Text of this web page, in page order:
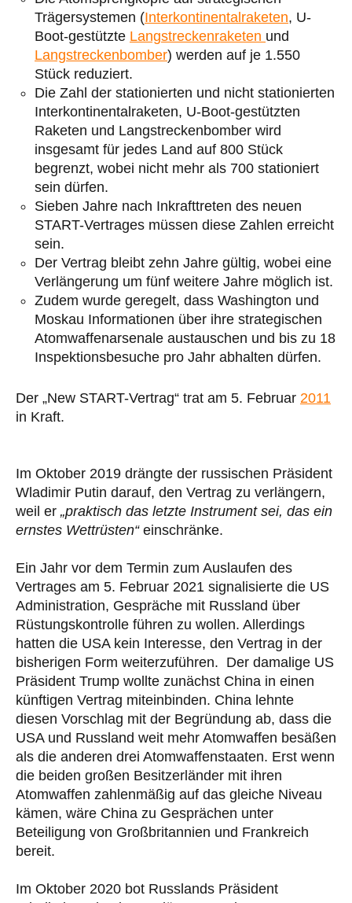
Trägersystemen (Interkontinentalraketen, U-
Boot-gestützte Langstreckenraketen und
Langstreckenbomber) werden auf je 1.550
Stück reduziert.
Die Zahl der stationierten und nicht stationierten
Interkontinentalraketen, U-Boot-gestützten
Raketen und Langstreckenbomber wird
insgesamt für jedes Land auf 800 Stück
begrenzt, wobei nicht mehr als 700 stationiert
sein dürfen.
Sieben Jahre nach Inkrafttreten des neuen
START-Vertrages müssen diese Zahlen erreicht
sein.
Der Vertrag bleibt zehn Jahre gültig, wobei eine
Verlängerung um fünf weitere Jahre möglich ist.
Zudem wurde geregelt, dass Washington und
Moskau Informationen über ihre strategischen
Atomwaffenarsenale austauschen und bis zu 18
Inspektionsbesuche pro Jahr abhalten dürfen.
Der „New START-Vertrag“ trat am 5. Februar 2011
in Kraft.
Im Oktober 2019 drängte der russischen Präsident
Wladimir Putin darauf, den Vertrag zu verlängern,
weil er „praktisch das letzte Instrument sei, das ein
ernstes Wettrüsten“einschränke.
Ein Jahr vor dem Termin zum Auslaufen des
Vertrages am 5. Februar 2021 signalisierte die US
Administration, Gespräche mit Russland über
Rüstungskontrolle führen zu wollen. Allerdings
hatten die USA kein Interesse, den Vertrag in der
bisherigen Form weiterzuführen. Der damalige US
Präsident Trump wollte zunächst China in einen
künftigen Vertrag miteinbinden. China lehnte
diesen Vorschlag mit der Begründung ab, dass die
USA und Russland weit mehr Atomwaffen besäßen
als die anderen drei Atomwaffenstaaten. Erst wenn
die beiden großen Besitzerländer mit ihren
Atomwaffen zahlenmäßig auf das gleiche Niveau
kämen, wäre China zu Gesprächen unter
Beteiligung von Großbritannien und Frankreich
bereit.
Im Oktober 2020 bot Russlands Präsident